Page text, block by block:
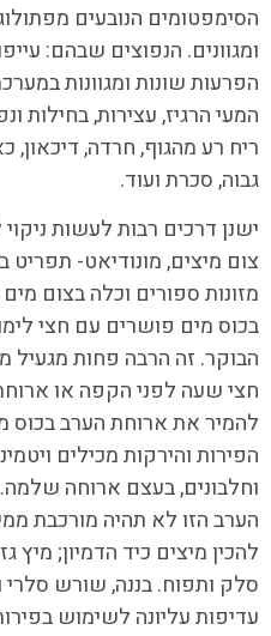
הסימפטומים הנובעים
ומגוונים. הנפוצים שבהם:
הפרעות שונות ומגוונות
המעי הרגיז, עצירות, בחילות
ריח רע מהגוף, חרדה, דיכאון,
גבוה, סכרת ועוד.
ישנן דרכים רבות לעשות
צום מיצים, מונודיאט- תפריט
מזונות ספורים וכלה בצום
בכוס מים פושרים עם חצי
הבוקר. זה הרבה פחות
חצי שעה לפני הקפה או
להמיר את ארוחת הערב בכוס
הפירות והירקות מכילים
וחלבונים, בעצם ארוחה
הערב הזו לא תהיה מורכבת
להכין מיצים כיד הדמיון; מיץ
סלק ותפוח. בננה, שורש סלרי
עדיפות עליונה לשימוש